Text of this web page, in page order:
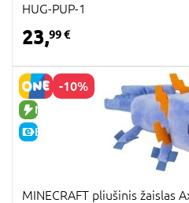
HUG-PUP-1
23,99 €
-10%
NAUJA PREKĖ
E-KAINA
MINECRAFT pliušinis žaislas